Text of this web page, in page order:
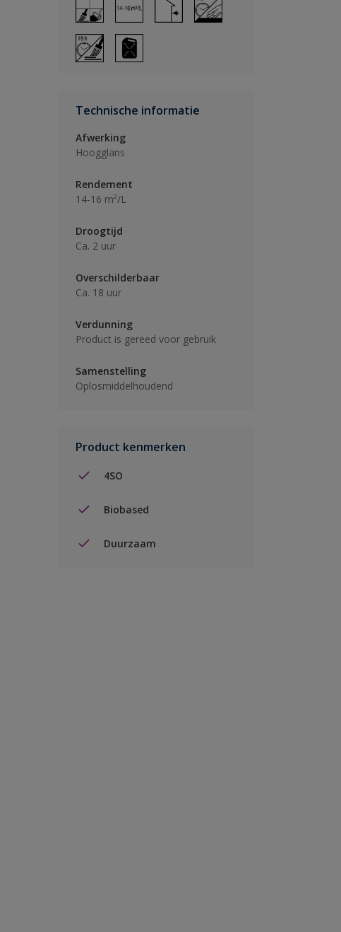
Technische informatie
Afwerking
Hoogglans
Rendement
14-16 m²/L
Droogtijd
Ca. 2 uur
Overschilderbaar
Ca. 18 uur
Verdunning
Product is gereed voor gebruik
Samenstelling
Oplosmiddelhoudend
Product kenmerken
4SO
Biobased
Duurzaam